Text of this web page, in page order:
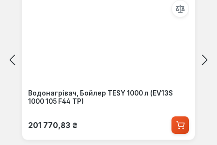
Водонагрівач, Бойлер TESY 1000 л (EV13S
1000 105 F44 TP)
Звичайна ціна:
201 770,83 ₴